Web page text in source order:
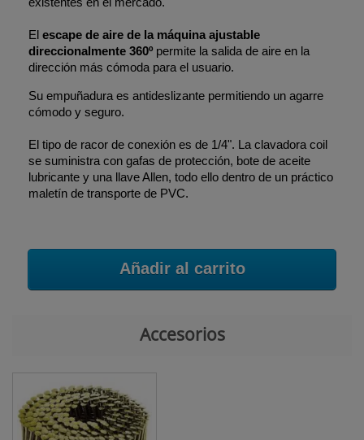
El escape de aire de la máquina ajustable
direccionalmente 360º permite la salida de aire en la
dirección más cómoda para el usuario.
Su empuñadura es antideslizante permitiendo un agarre
cómodo y seguro.
El tipo de racor de conexión es de 1/4". La clavadora coil
se suministra con gafas de protección, bote de aceite
lubricante y una llave Allen, todo ello dentro de un práctico
maletín de transporte de PVC.
Añadir al carrito
Accesorios